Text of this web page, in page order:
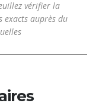
vérifier la
exacts auprès du